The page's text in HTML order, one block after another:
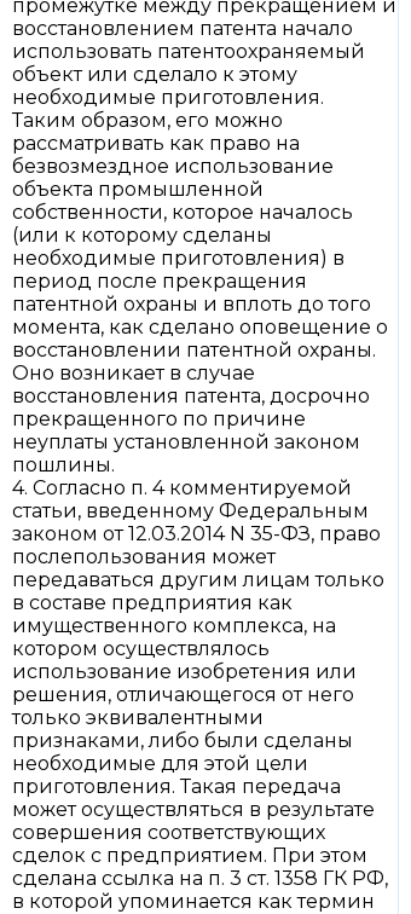
промежутке между прекращением и
восстановлением патента начало
использовать патентоохраняемый
объект или сделало к этому
необходимые приготовления.
Таким образом, его можно
рассматривать как право на
безвозмездное использование
объекта промышленной
собственности, которое началось
(или к которому сделаны
необходимые приготовления) в
период после прекращения
патентной охраны и вплоть до того
момента, как сделано оповещение о
восстановлении патентной охраны.
Оно возникает в случае
восстановления патента, досрочно
прекращенного по причине
неуплаты установленной законом
пошлины.
4. Согласно п. 4 комментируемой
статьи, введенному Федеральным
законом от 12.03.2014 N 35-ФЗ, право
послепользования может
передаваться другим лицам только
в составе предприятия как
имущественного комплекса, на
котором осуществлялось
использование изобретения или
решения, отличающегося от него
только эквивалентными
признаками, либо были сделаны
необходимые для этой цели
приготовления. Такая передача
может осуществляться в результате
совершения соответствующих
сделок с предприятием. При этом
сделана ссылка на п. 3 ст. 1358 ГК РФ,
в которой упоминается как термин